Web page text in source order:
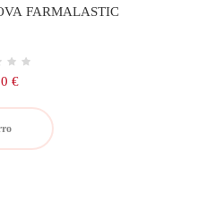
FARMALASTIC
€